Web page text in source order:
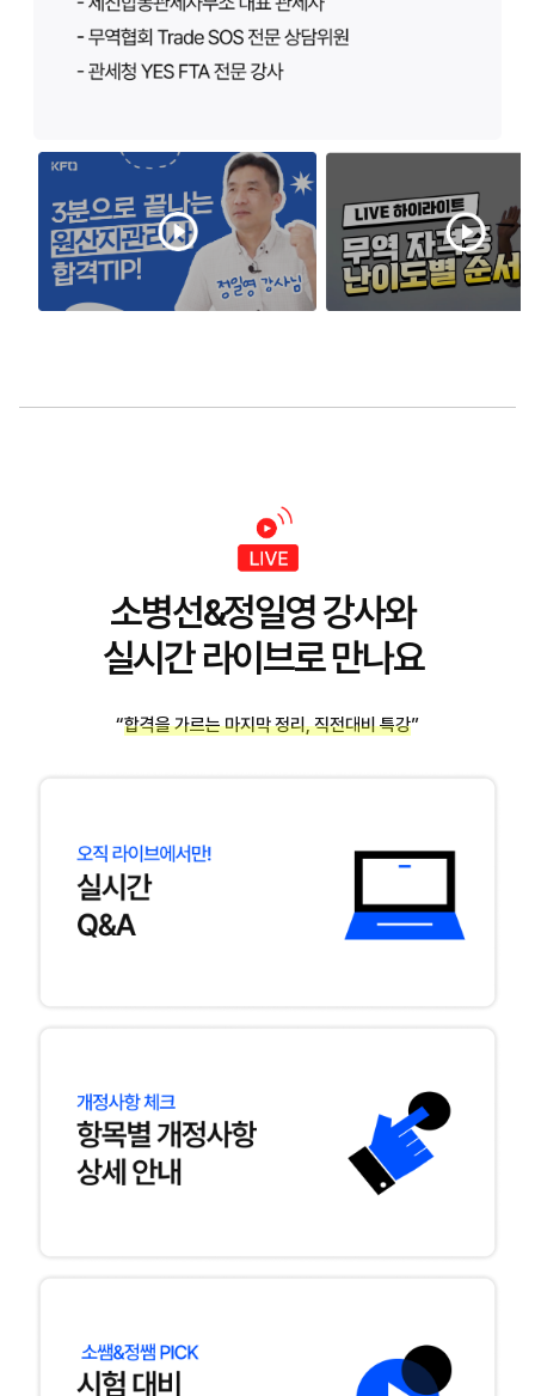
소병선&정일영 강사와
실시간 라이브로 만나요
“합격을 가르는 마지막 정리, 직전대비 특강”